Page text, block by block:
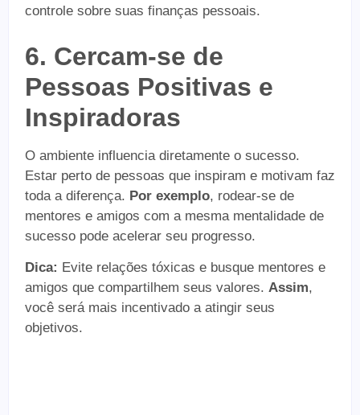
controle sobre suas finanças pessoais.
6. Cercam-se de
Pessoas Positivas e
Inspiradoras
O ambiente influencia diretamente o sucesso.
Estar perto de pessoas que inspiram e motivam faz
toda a diferença. Por exemplo, rodear-se de
mentores e amigos com a mesma mentalidade de
sucesso pode acelerar seu progresso.
Dica: Evite relações tóxicas e busque mentores e
amigos que compartilhem seus valores. Assim,
você será mais incentivado a atingir seus
objetivos.